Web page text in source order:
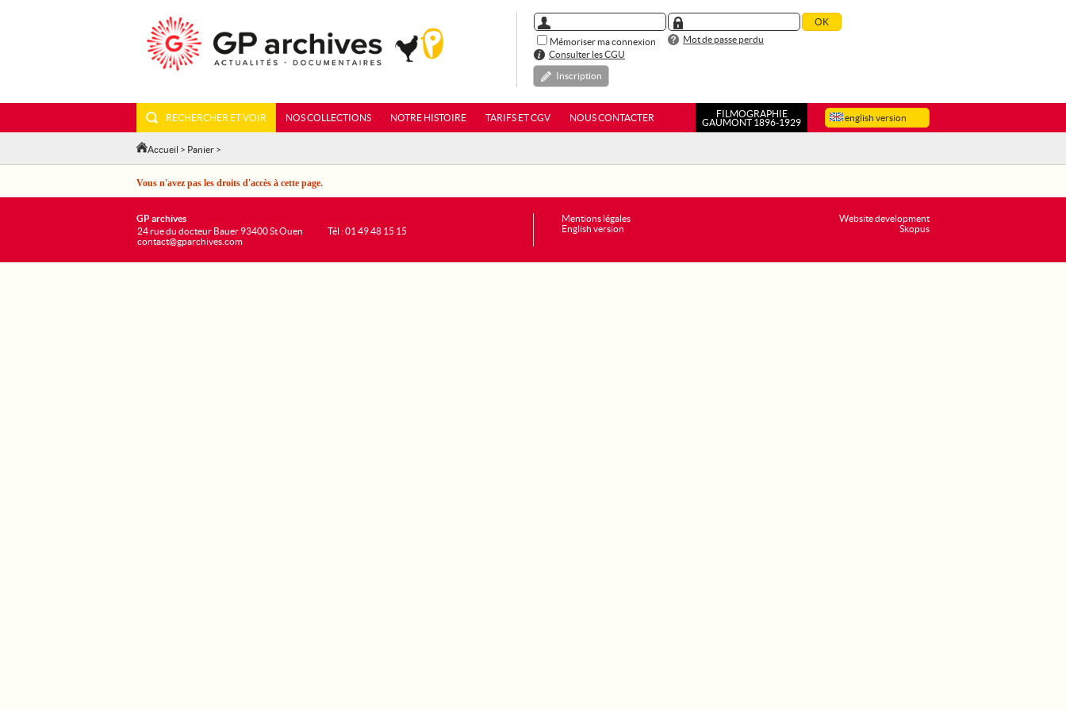
Mémoriser ma connexion
Mot de passe perdu
Consulter les CGU
Inscription
english version
RECHERCHER ET VOIR NOS COLLECTIONS NOTRE HISTOIRE TARIFS ET CGV NOUS CONTACTER
FILMOGRAPHIE
GAUMONT 1896-1929
Accueil > Panier >
Vous n'avez pas les droits d'accès à cette page.
Website development
Skopus
GP archives
24 rue du docteur Bauer 93400 St Ouen
contact@gparchives.com
Tél : 01 49 48 15 15
Mentions légales
English version